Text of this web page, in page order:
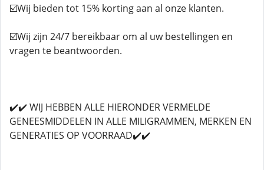
☑️Wij bieden tot 15% korting aan al onze klanten.
☑️Wij zijn 24/7 bereikbaar om al uw bestellingen en
vragen te beantwoorden.
✔️✔️ WIJ HEBBEN ALLE HIERONDER VERMELDE
GENEESMIDDELEN IN ALLE MILIGRAMMEN, MERKEN EN
GENERATIES OP VOORRAAD✔️✔️